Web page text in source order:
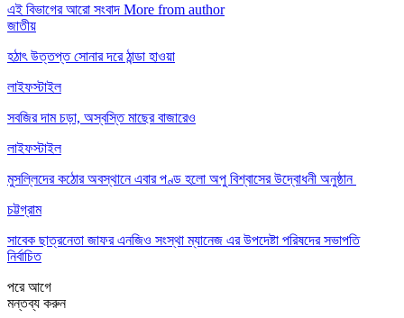
এই বিভাগের আরো সংবাদ More from author
জাতীয়
হঠাৎ উত্তপ্ত সোনার দরে ঠান্ডা হাওয়া
লাইফস্টাইল
সবজির দাম চড়া, অস্বস্তি মাছের বাজারেও
লাইফস্টাইল
মুসল্লিদের কঠোর অবস্থানে এবার পণ্ড হলো অপু বিশ্বাসের উদ্বোধনী অনুষ্ঠান
চট্টগ্রাম
সাবেক ছাত্রনেতা জাফর এনজিও সংস্থা ম্যানেজ এর উপদেষ্টা পরিষদের সভাপতি
নির্বাচিত
পরেআগে
মন্তব্য করুন